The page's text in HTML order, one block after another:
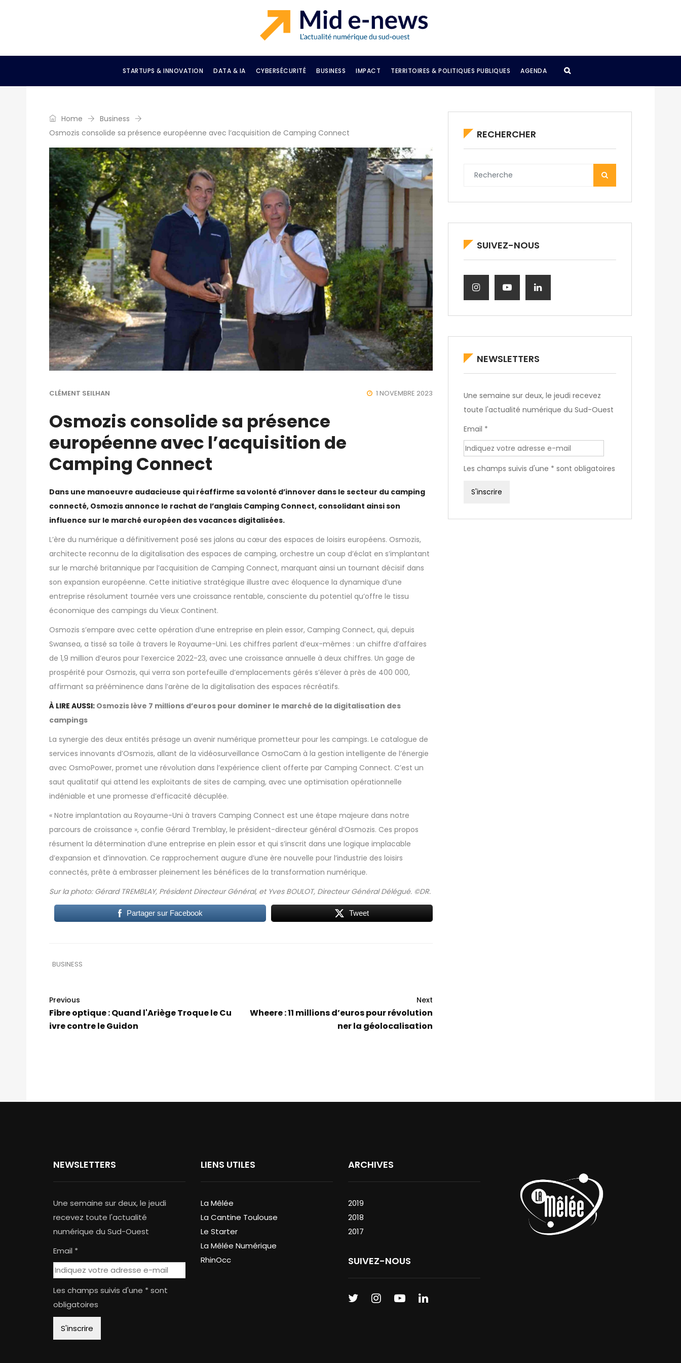
STARTUPS & INNOVATION DATA & IA CYBERSÉCURITÉ BUSINESS IMPACT TERRITOIRES & POLITIQUES PUBLIQUES AGENDA
Home
Business
Osmozis consolide sa présence européenne avec l’acquisition de Camping Connect
CLÉMENT SEILHAN 1 NOVEMBRE 2023
Osmozis consolide sa présence
européenne avec l’acquisition de
Camping Connect
Dans une manoeuvre audacieuse qui réaffirme sa volonté d’innover dans le secteur du camping
connecté, Osmozis annonce le rachat de l’anglais Camping Connect, consolidant ainsi son
influence sur le marché européen des vacances digitalisées.
L’ère du numérique a définitivement posé ses jalons au cœur des espaces de loisirs européens. Osmozis,
architecte reconnu de la digitalisation des espaces de camping, orchestre un coup d’éclat en s’implantant
sur le marché britannique par l’acquisition de Camping Connect, marquant ainsi un tournant décisif dans
son expansion européenne. Cette initiative stratégique illustre avec éloquence la dynamique d’une
entreprise résolument tournée vers une croissance rentable, consciente du potentiel qu’offre le tissu
économique des campings du Vieux Continent.
Osmozis s’empare avec cette opération d’une entreprise en plein essor, Camping Connect, qui, depuis
Swansea, a tissé sa toile à travers le Royaume-Uni. Les chiffres parlent d’eux-mêmes : un chiffre d’affaires
de 1,9 million d’euros pour l’exercice 2022-23, avec une croissance annuelle à deux chiffres. Un gage de
prospérité pour Osmozis, qui verra son portefeuille d’emplacements gérés s’élever à près de 400 000,
affirmant sa prééminence dans l’arène de la digitalisation des espaces récréatifs.
À LIRE AUSSI: Osmozis lève 7 millions d’euros pour dominer le marché de la digitalisation des
campings
La synergie des deux entités présage un avenir numérique prometteur pour les campings. Le catalogue de
services innovants d’Osmozis, allant de la vidéosurveillance OsmoCam à la gestion intelligente de l’énergie
avec OsmoPower, promet une révolution dans l’expérience client offerte par Camping Connect. C’est un
saut qualitatif qui attend les exploitants de sites de camping, avec une optimisation opérationnelle
indéniable et une promesse d’efficacité décuplée.
« Notre implantation au Royaume-Uni à travers Camping Connect est une étape majeure dans notre
parcours de croissance », confie Gérard Tremblay, le président-directeur général d’Osmozis. Ces propos
résument la détermination d’une entreprise en plein essor et qui s’inscrit dans une logique implacable
d’expansion et d’innovation. Ce rapprochement augure d’une ère nouvelle pour l’industrie des loisirs
connectés, prête à embrasser pleinement les bénéfices de la transformation numérique.
Sur la photo: Gérard TREMBLAY, Président Directeur Général, et Yves BOULOT, Directeur Général Délégué. ©DR.
Partager sur Facebook Tweet
BUSINESS
Previous
Fibre optique : Quand l'Ariège Troque le Cu
ivre contre le Guidon
Next
Wheere : 11 millions d’euros pour révolution
ner la géolocalisation
RECHERCHER
SUIVEZ-NOUS
NEWSLETTERS
Une semaine sur deux, le jeudi recevez
toute l'actualité numérique du Sud-Ouest
Email *
Les champs suivis d'une * sont obligatoires
NEWSLETTERS
Une semaine sur deux, le jeudi
recevez toute l'actualité
numérique du Sud-Ouest
Email *
Les champs suivis d'une * sont
obligatoires
LIENS UTILES
La Mêlée
La Cantine Toulouse
Le Starter
La Mêlée Numérique
RhinOcc
ARCHIVES
2019
2018
2017
SUIVEZ-NOUS